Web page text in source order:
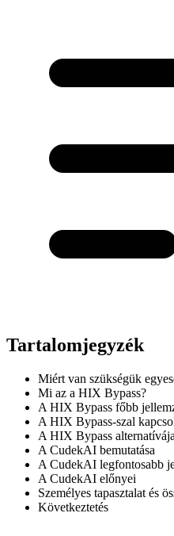
Tartalomjegyzék
Miért van szükségük
Mi az a HIX Bypass?
A HIX Bypass főbb
A HIX Bypass-szal
A HIX Bypass alternatívája
A CudekAI bemutatása
A CudekAI legfontosabb
A CudekAI előnyei
Személyes tapasztalat és
Következtetés